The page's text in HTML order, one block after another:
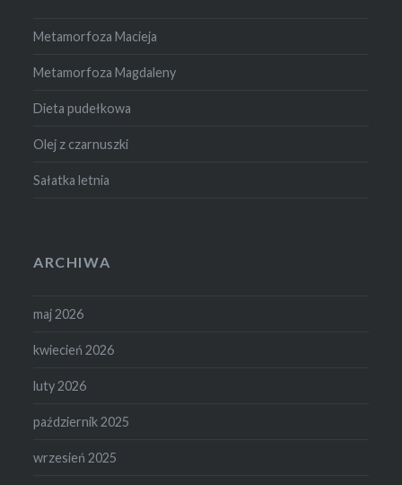
Metamorfoza Macieja
Metamorfoza Magdaleny
Dieta pudełkowa
Olej z czarnuszki
Sałatka letnia
ARCHIWA
maj 2026
kwiecień 2026
luty 2026
październik 2025
wrzesień 2025